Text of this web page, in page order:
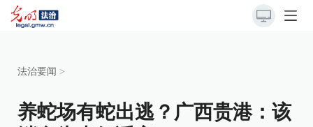
法治要闻 >
养蛇场有蛇出逃？广西贵港：该